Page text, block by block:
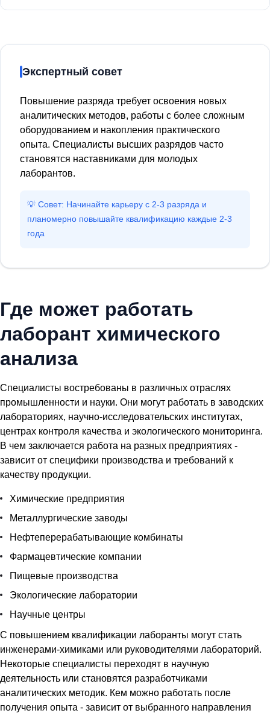
Экспертный совет
Повышение разряда требует освоения новых
аналитических методов, работы с более сложным
оборудованием и накопления практического
опыта. Специалисты высших разрядов часто
становятся наставниками для молодых
лаборантов.
💡 Совет: Начинайте карьеру с 2-3 разряда и
планомерно повышайте квалификацию каждые 2-3
года
Где может работать
лаборант химического
анализа
Специалисты востребованы в различных отраслях
промышленности и науки. Они могут работать в заводских
лабораториях, научно-исследовательских институтах,
центрах контроля качества и экологического мониторинга.
В чем заключается работа на разных предприятиях -
зависит от специфики производства и требований к
качеству продукции.
Химические предприятия
Металлургические заводы
Нефтеперерабатывающие комбинаты
Фармацевтические компании
Пищевые производства
Экологические лаборатории
Научные центры
С повышением квалификации лаборанты могут стать
инженерами-химиками или руководителями лабораторий.
Некоторые специалисты переходят в научную
деятельность или становятся разработчиками
аналитических методик. Кем можно работать после
получения опыта - зависит от выбранного направления